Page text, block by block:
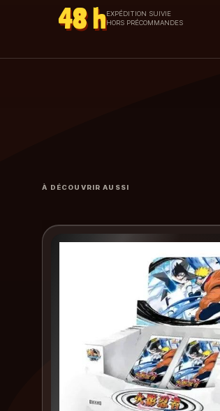
48 hEXPÉDITION SUIVIE
HORS PRÉCOMMANDES
À DÉCOUVRIR AUSSI